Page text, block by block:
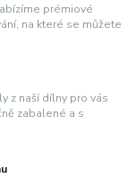
prémiové
na které se můžete
z naší dílny pro vás
zabalené a s